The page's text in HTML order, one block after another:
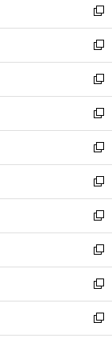
く
で
開
く
い
ウ
ィ
ン
ド
ウ
で
開
く
新
し
い
ウ
ィ
ン
ド
ウ
で
開
く
新
し
い
ウ
ィ
ン
ド
ウ
で
開
く
新
し
い
ウ
ィ
ン
ド
ウ
で
開
く
新
し
い
ウ
ィ
ン
ド
ウ
で
開
く
新
し
い
ウ
ィ
ン
ド
ウ
で
開
く
新
し
い
ウ
ィ
ン
ド
ウ
で
開
新
し
い
ウ
ィ
ン
ド
新
し
い
ウ
ィ
新
し
い
新